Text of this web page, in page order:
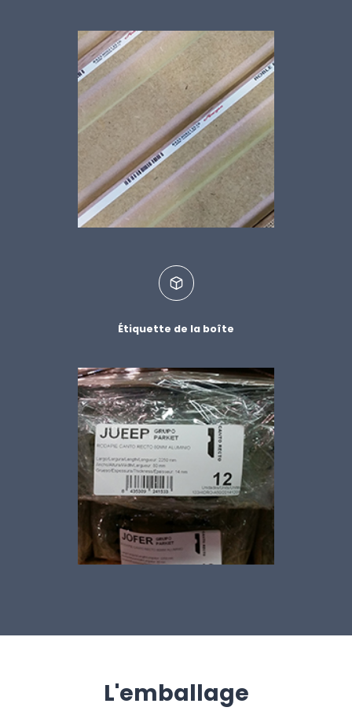
Étiquette de la boîte
L'emballage